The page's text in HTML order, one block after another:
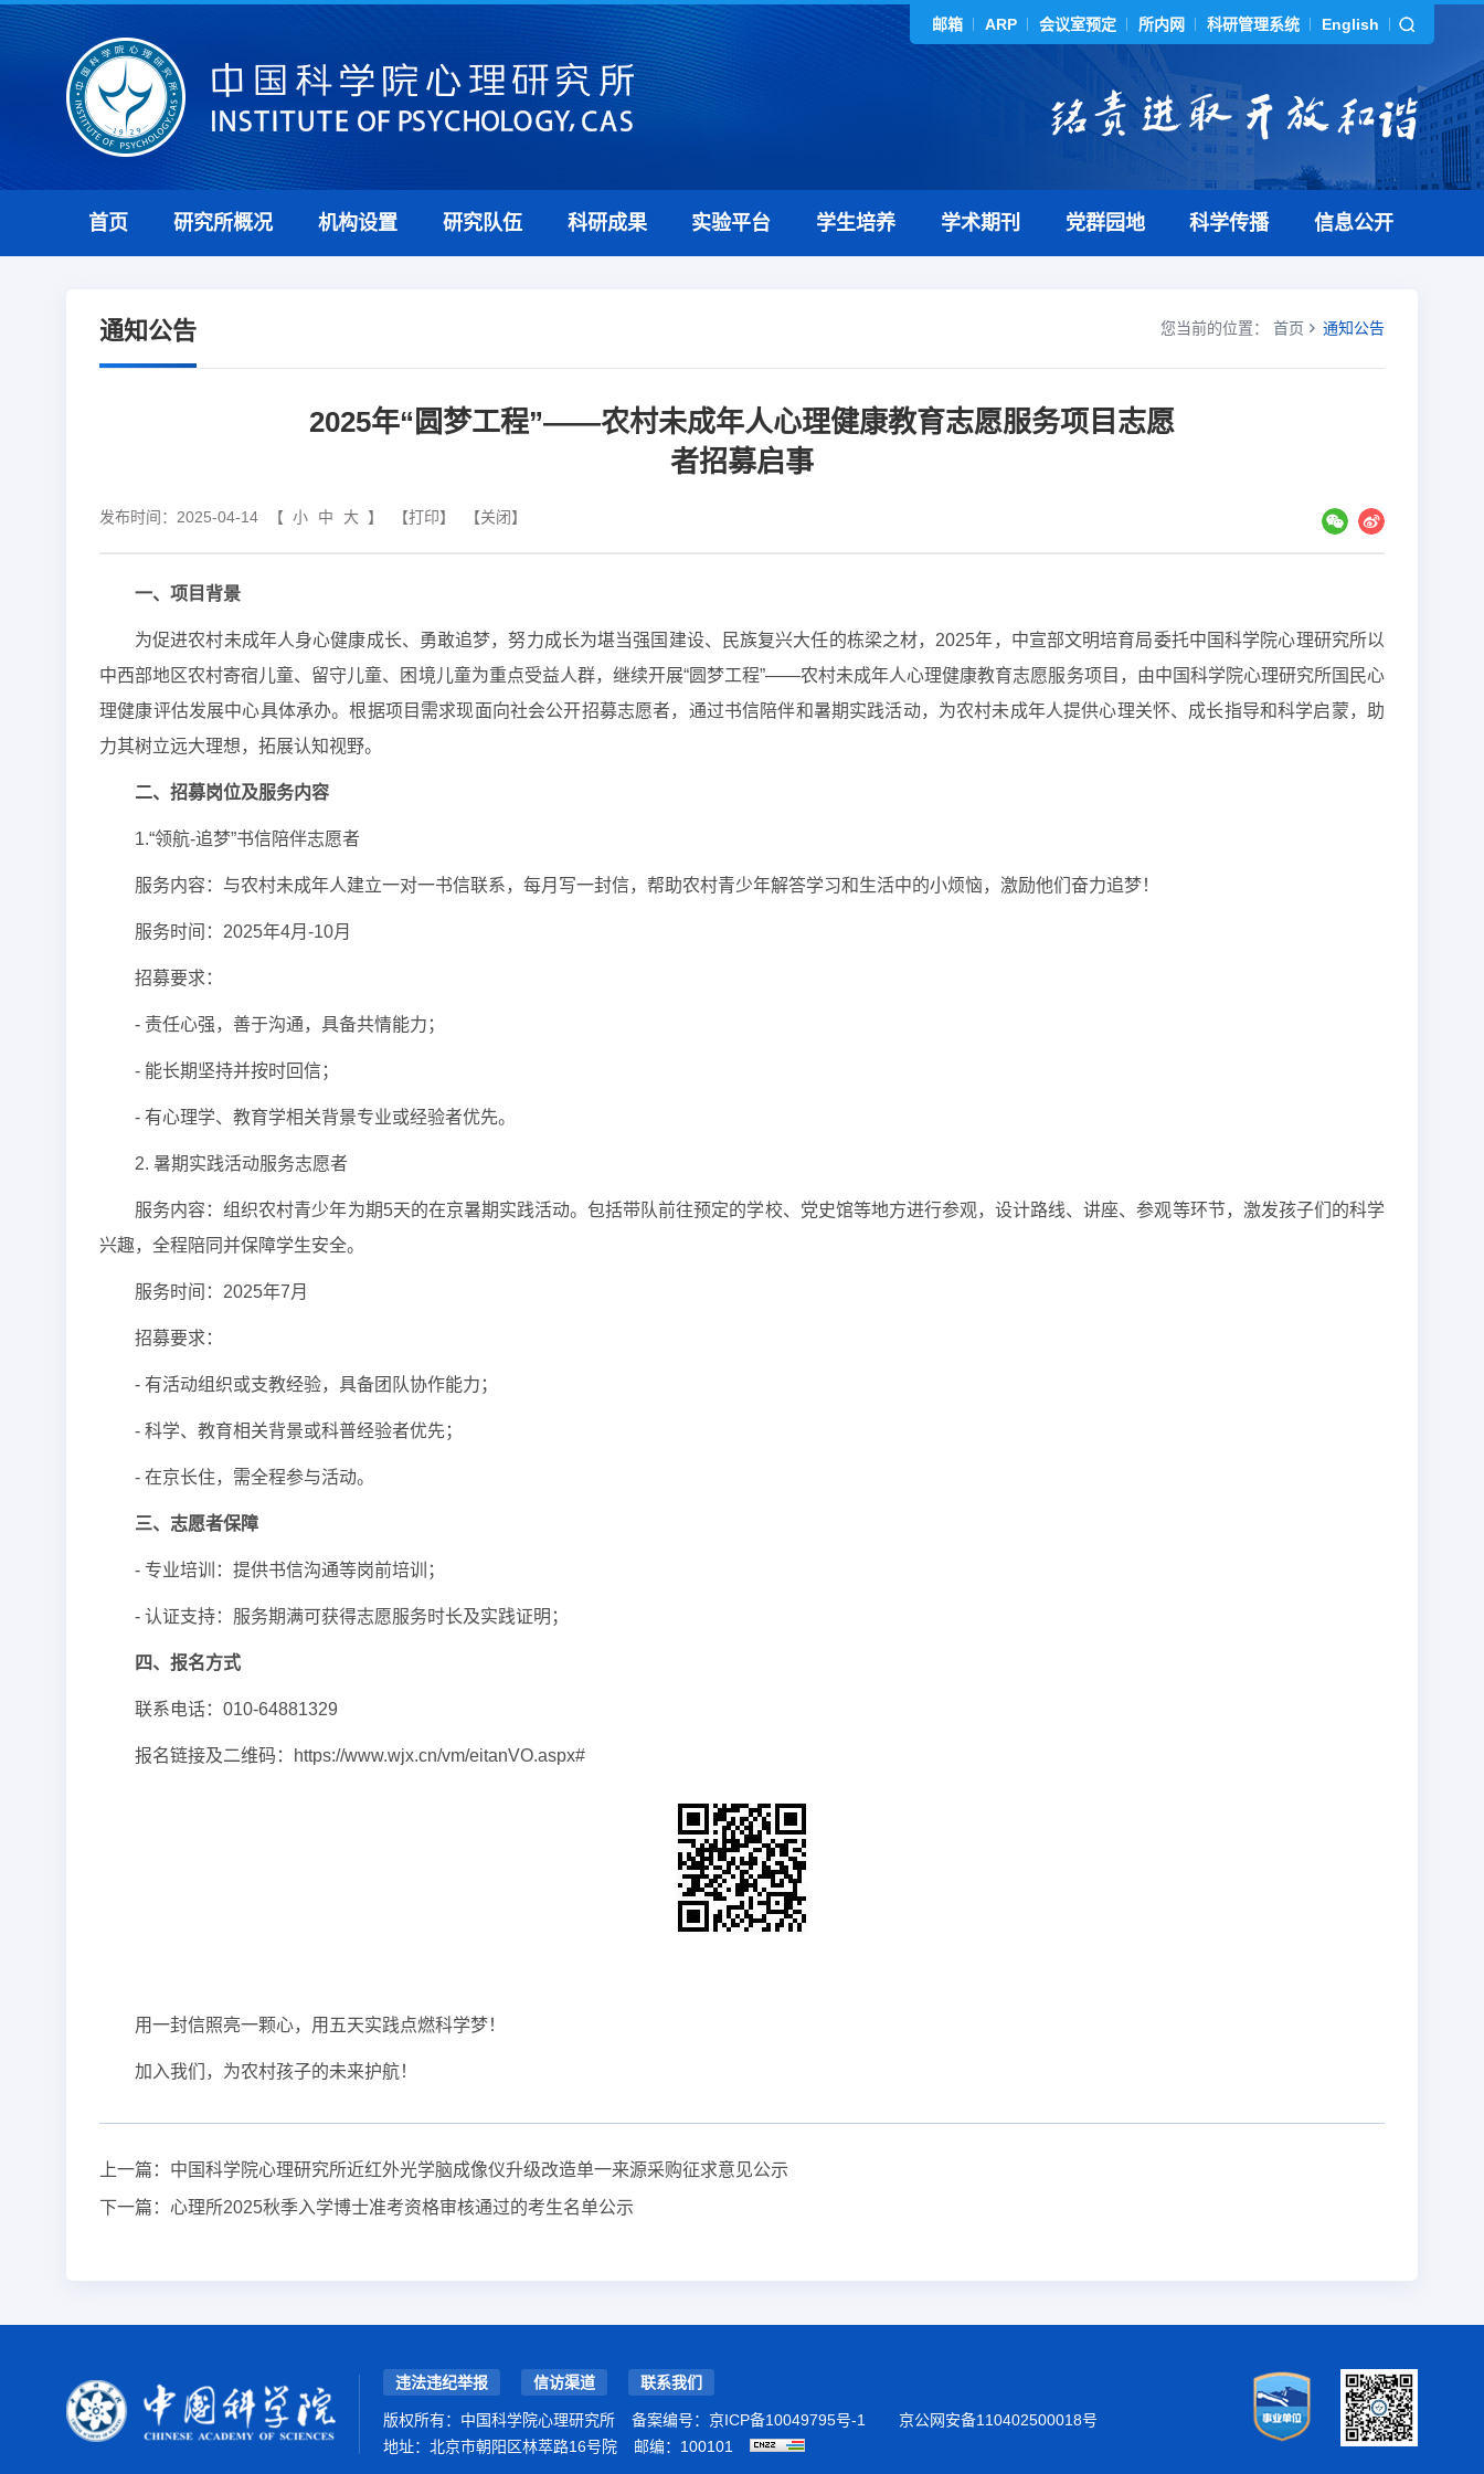
邮箱 ARP 会议室预定 所内网 科研管理系统 English
首页 研究所概况 机构设置 研究队伍 科研成果 实验平台 学生培养 学术期刊 党群园地 科学传播 信息公开
您当前的位置： 首页 通知公告
通知公告
2025年“圆梦工程”——农村未成年人心理健康教育志愿服务项目志愿
者招募启事
发布时间：2025-04-14 【 小 中 大 】 【打印】 【关闭】
一、项目背景
为促进农村未成年人身心健康成长、勇敢追梦，努力成长为堪当强国建设、民族复兴大任的栋梁之材，2025年，中宣部文明培育局委托中国科学院心理研究所以
中西部地区农村寄宿儿童、留守儿童、困境儿童为重点受益人群，继续开展“圆梦工程”——农村未成年人心理健康教育志愿服务项目，由中国科学院心理研究所国民心
理健康评估发展中心具体承办。根据项目需求现面向社会公开招募志愿者，通过书信陪伴和暑期实践活动，为农村未成年人提供心理关怀、成长指导和科学启蒙，助
力其树立远大理想，拓展认知视野。
二、招募岗位及服务内容
1.“领航-追梦”书信陪伴志愿者
服务内容：与农村未成年人建立一对一书信联系，每月写一封信，帮助农村青少年解答学习和生活中的小烦恼，激励他们奋力追梦！
服务时间：2025年4月-10月
招募要求：
- 责任心强，善于沟通，具备共情能力；
- 能长期坚持并按时回信；
- 有心理学、教育学相关背景专业或经验者优先。
2. 暑期实践活动服务志愿者
服务内容：组织农村青少年为期5天的在京暑期实践活动。包括带队前往预定的学校、党史馆等地方进行参观，设计路线、讲座、参观等环节，激发孩子们的科学
兴趣，全程陪同并保障学生安全。
服务时间：2025年7月
招募要求：
- 有活动组织或支教经验，具备团队协作能力；
- 科学、教育相关背景或科普经验者优先；
- 在京长住，需全程参与活动。
三、志愿者保障
- 专业培训：提供书信沟通等岗前培训；
- 认证支持：服务期满可获得志愿服务时长及实践证明；
四、报名方式
联系电话：010-64881329
报名链接及二维码： https://www.wjx.cn/vm/eitanVO.aspx#
用一封信照亮一颗心，用五天实践点燃科学梦！
加入我们，为农村孩子的未来护航！
上一篇： 中国科学院心理研究所近红外光学脑成像仪升级改造单一来源采购征求意见公示
下一篇： 心理所2025秋季入学博士准考资格审核通过的考生名单公示
违法违纪举报 信访渠道 联系我们
版权所有：中国科学院心理研究所 备案编号： 京ICP备10049795号-1
京公网安备110402500018号
地址：北京市朝阳区林萃路16号院
邮编：100101